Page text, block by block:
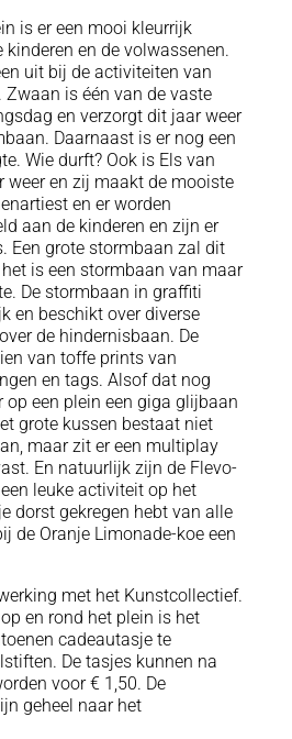
is er een mooi kleurrijk
en de volwassenen.
uit bij de activiteiten van
is één van de vaste
en verzorgt dit jaar weer
Daarnaast is er nog een
Wie durft? Ook is Els van
weer en zij maakt de mooiste
en er worden
aan de kinderen en zijn er
Een grote stormbaan zal dit
is een stormbaan van maar
De stormbaan in graffiti
en beschikt over diverse
de hindernisbaan. De
van toffe prints van
en tags. Alsof dat nog
op een plein een giga glijbaan
grote kussen bestaat niet
maar zit er een multiplay
En natuurlijk zijn de Flevo-
leuke activiteit op het
dorst gekregen hebt van alle
de Oranje Limonade-koe een
met het Kunstcollectief.
en rond het plein is het
cadeautasje te
De tasjes kunnen na
voor € 1,50. De
geheel naar het